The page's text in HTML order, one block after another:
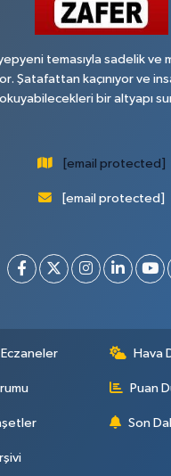
temasıyla sadelik ve
Şatafattan kaçınıyor ve
okuyabilecekleri bir altyapı
[email protected]
[email protected]
Hava
Puan
Son